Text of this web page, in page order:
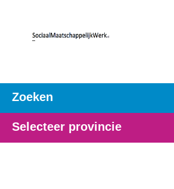
Zoeken
Selecteer provincie